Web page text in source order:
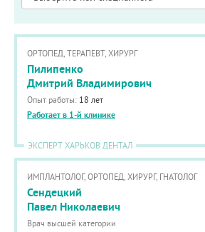
ОРТОПЕД, ТЕРАПЕВТ, ХИРУРГ
Пилипенко
Дмитрий Владимирович
Опыт работы: 18 лет
Работает в 1-й клинике
ЭКСПЕРТ ХАРЬКОВ ДЕНТАЛ
ИМПЛАНТОЛОГ, ОРТОПЕД, ХИРУРГ, ГНАТОЛОГ
Сендецкий
Павел Николаевич
Врач высшей категории